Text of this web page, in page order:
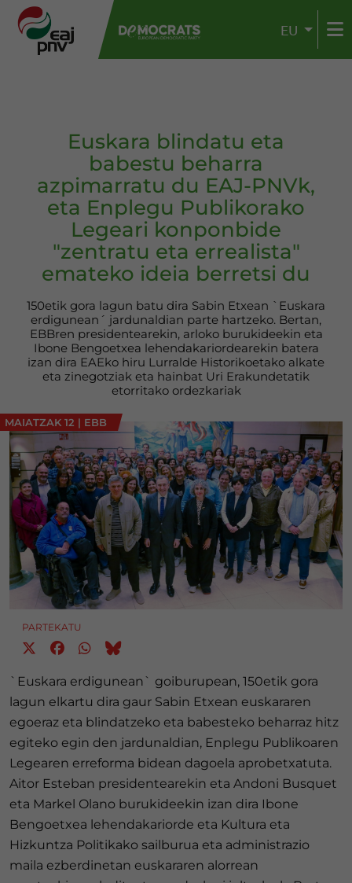
EU
Euskara blindatu eta
babestu beharra
azpimarratu du EAJ-PNVk,
eta Enplegu Publikorako
Legeari konponbide
"zentratu eta errealista"
emateko ideia berretsi du
150etik gora lagun batu dira Sabin Etxean `Euskara
erdigunean´ jardunaldian parte hartzeko. Bertan,
EBBren presidentearekin, arloko burukideekin eta
Ibone Bengoetxea lehendakariordearekin batera
izan dira EAEko hiru Lurralde Historikoetako alkate
eta zinegotziak eta hainbat Uri Erakundetatik
etorritako ordezkariak
MAIATZAK 12 | EBB
PARTEKATU
`Euskara erdigunean` goiburupean, 150etik gora
lagun elkartu dira gaur Sabin Etxean euskararen
egoeraz eta blindatzeko eta babesteko beharraz hitz
egiteko egin den jardunaldian, Enplegu Publikoaren
Legearen erreforma bidean dagoela aprobetxatuta.
Aitor Esteban presidentearekin eta Andoni Busquet
eta Markel Olano burukideekin izan dira Ibone
Bengoetxea lehendakariorde eta Kultura eta
Hizkuntza Politikako sailburua eta administrazio
maila ezberdinetan euskararen alorrean